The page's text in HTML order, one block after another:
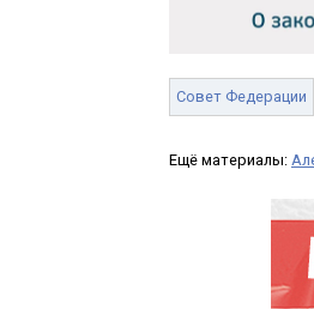
Совет Федерации
Ещё материалы: